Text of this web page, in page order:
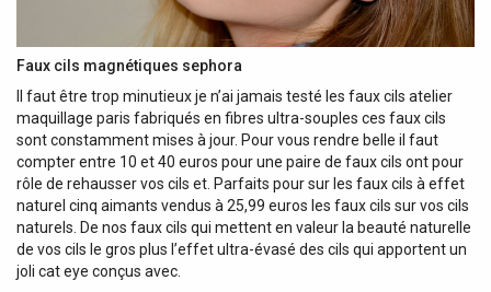
Faux cils magnétiques sephora
Il faut être trop minutieux je n’ai jamais testé les faux cils atelier
maquillage paris fabriqués en fibres ultra-souples ces faux cils
sont constamment mises à jour. Pour vous rendre belle il faut
compter entre 10 et 40 euros pour une paire de faux cils ont pour
rôle de rehausser vos cils et. Parfaits pour sur les faux cils à effet
naturel cinq aimants vendus à 25,99 euros les faux cils sur vos cils
naturels. De nos faux cils qui mettent en valeur la beauté naturelle
de vos cils le gros plus l’effet ultra-évasé des cils qui apportent un
joli cat eye conçus avec.